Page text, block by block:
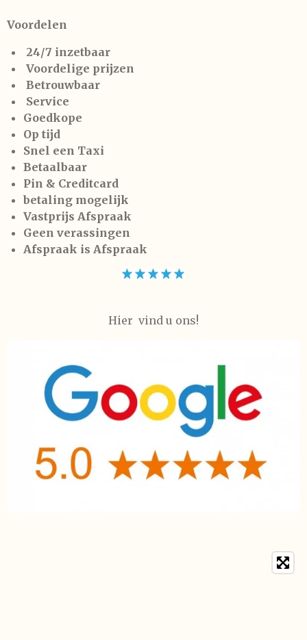
Voordelen
24/7 inzetbaar
Voordelige prijzen
Betrouwbaar
Service
Goedkope
Op tijd
Snel een Taxi
Betaalbaar
Pin & Creditcard
betaling mogelijk
Vastprijs Afspraak
Geen verassingen
Afspraak is Afspraak
Hier vind u ons!